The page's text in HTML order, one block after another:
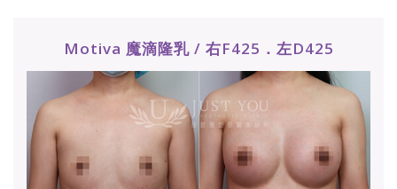
Motiva 魔滴隆乳 / 右F425．左D425